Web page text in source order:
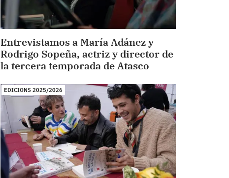
Entrevistamos a María Adánez y
Rodrigo Sopeña, actriz y director de
la tercera temporada de Atasco
EDICIONS 2025/2026